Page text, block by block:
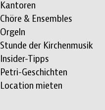
Kantoren
Chöre & Ensembles
Orgeln
Stunde der Kirchenmusik
Insider-Tipps
Petri-Geschichten
Location mieten